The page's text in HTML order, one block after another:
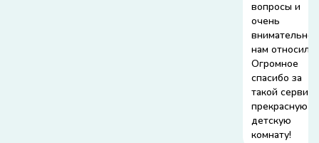
вопросы и
очень
внимательно
нам
Огромное
спасибо за
такой сервис
прекрасную
детскую
комнату!